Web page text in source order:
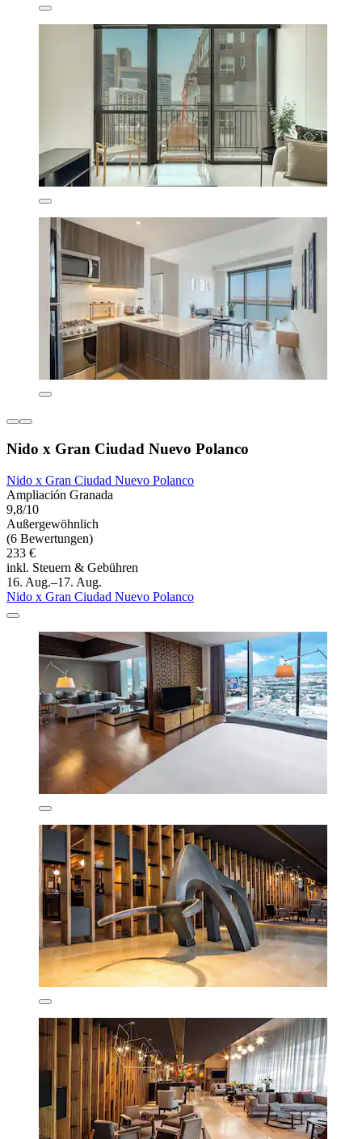
Nido x Gran Ciudad Nuevo Polanco
Nido x Gran Ciudad Nuevo Polanco
Ampliación Granada
9,8/10
Außergewöhnlich
(6 Bewertungen)
233 €
inkl. Steuern & Gebühren
16. Aug.–17. Aug.
Nido x Gran Ciudad Nuevo Polanco